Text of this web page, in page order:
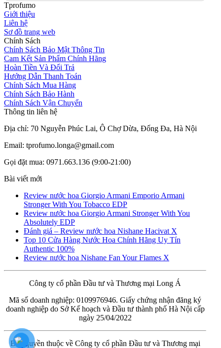
Tprofumo
Giới thiệu
Liên hệ
Sơ đồ trang web
Chính Sách
Chính Sách Bảo Mật Thông Tin
Cam Kết Sản Phẩm Chính Hãng
Hoàn Tiền Và Đổi Trả
Hướng Dẫn Thanh Toán
Chính Sách Mua Hàng
Chính Sách Bảo Hành
Chính Sách Vận Chuyển
Thông tin liên hệ
Địa chỉ: 70 Nguyễn Phúc Lai, Ô Chợ Dừa, Đống Đa, Hà Nội
Email: tprofumo.longa@gmail.com
Gọi đặt mua: 0971.663.136 (9:00-21:00)
Bài viết mới
Review nước hoa Giorgio Armani Emporio Armani
Stronger With You Tobacco EDP
Review nước hoa Giorgio Armani Stronger With You
Absolutely EDP
Đánh giá – Review nước hoa Nishane Hacivat X
Top 10 Cửa Hàng Nước Hoa Chính Hãng Uy Tín
Authentic 100%
Review nước hoa Nishane Fan Your Flames X
Công ty cổ phần Đầu tư và Thương mại Long Á
Mã số doanh nghiệp: 0109976946. Giấy chứng nhận đăng ký
doanh nghiệp do Sở Kế hoạch và Đầu tư thành phố Hà Nội cấp
ngày 25/04/2022
Bản quyền thuộc về Công ty cổ phần Đầu tư và Thương mại